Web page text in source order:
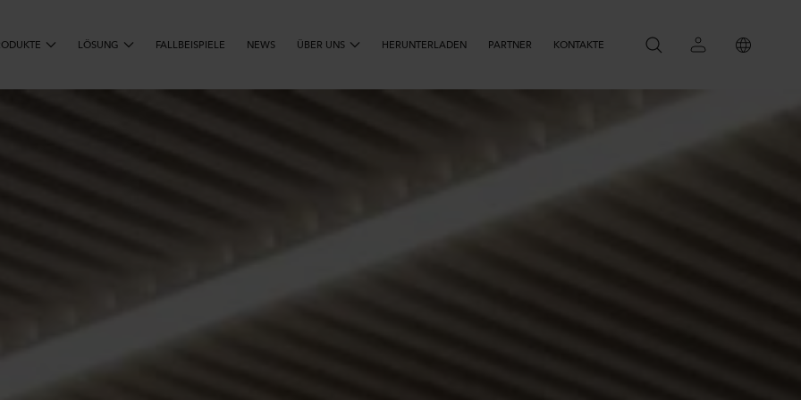
LÖSUNG FALLBEISPIELE NEWS ÜBER UNS HERUNTERLADEN PARTNER KONTAKTE
SUCHEN SEARCH